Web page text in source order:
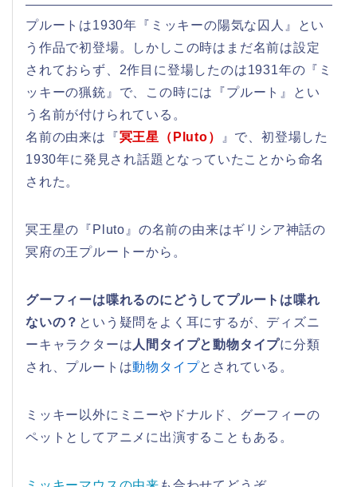
プルートは1930年『ミッキーの陽気な囚人』とい
う作品で初登場。しかしこの時はまだ名前は設定
されておらず、2作目に登場したのは1931年の『ミ
ッキーの猟銃』で、この時には『プルート』とい
う名前が付けられている。
名前の由来は『冥王星（Pluto）
』で、初登場した
1930年に発見され話題となっていたことから命名
された。
冥王星の『Pluto』の名前の由来はギリシア神話の
冥府の王プルートーから。
グーフィーは喋れるのにどうしてプルートは喋れ
ないの？ という疑問をよく耳にするが、ディズニ
ーキャラクターは 人間タイプと動物タイプに分類
され、プルートは動物タイプとされている。
ミッキー以外にミニーやドナルド、グーフィーの
ペットとしてアニメに出演することもある。